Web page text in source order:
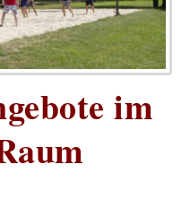
im